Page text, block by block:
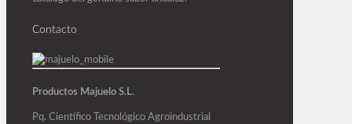
Contacto
Productos Majuelo S.L.
Pq. Científico Tecnológico Agroindustrial